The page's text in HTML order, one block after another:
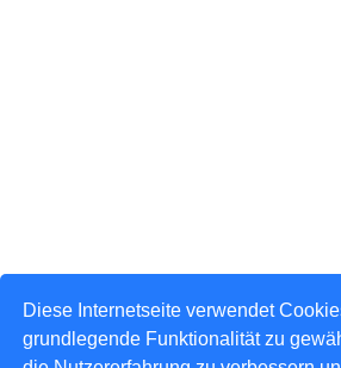
Diese Internetseite verwendet
grundlegende Funktionalität zu